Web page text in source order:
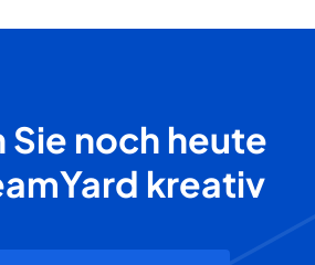
Sie noch heute
kreativ